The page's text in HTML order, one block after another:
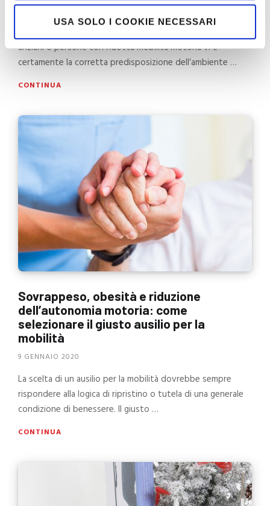
USA SOLO I COOKIE NECESSARI
17 GENNAIO 2020
anziani o persone con ridotta mobilità motoria vi è
certamente la corretta predisposizione dell’ambiente …
CONTINUA
Sovrappeso, obesità e riduzione
dell’autonomia motoria: come
selezionare il giusto ausilio per la
mobilità
9 GENNAIO 2020
La scelta di un ausilio per la mobilità dovrebbe sempre
rispondere alla logica di ripristino o tutela di una generale
condizione di benessere. Il giusto …
CONTINUA